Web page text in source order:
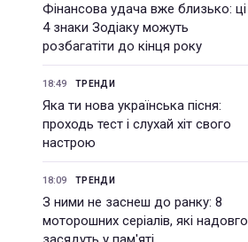
Фінансова удача вже близько: ці
4 знаки Зодіаку можуть
розбагатіти до кінця року
18:49 ТРЕНДИ
Яка ти нова українська пісня:
проходь тест і слухай хіт свого
настрою
18:09 ТРЕНДИ
З ними не заснеш до ранку: 8
моторошних серіалів, які надовго